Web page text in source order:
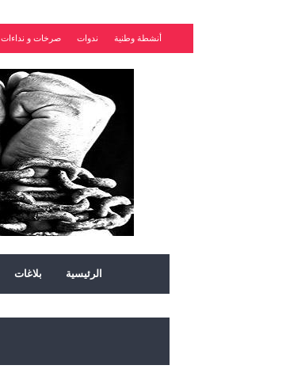
أنشطة وطنية ندوات صرخات و نداءات
الرئيسية بلاغات